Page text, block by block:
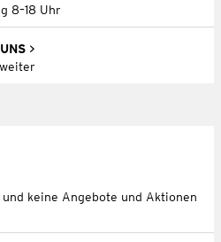
8–18 Uhr
keine Angebote und Aktionen